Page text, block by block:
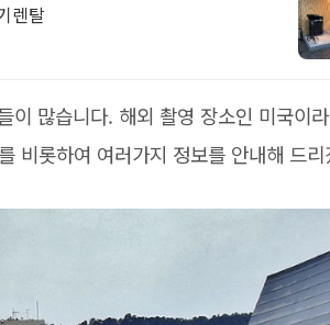
렌탈
이 많습니다. 해외 촬영 장소인 미국이
비롯하여 여러가지 정보를 안내해 드리